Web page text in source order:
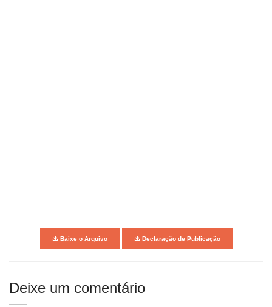
Baixe o Arquivo Declaração de Publicação
Deixe um comentário